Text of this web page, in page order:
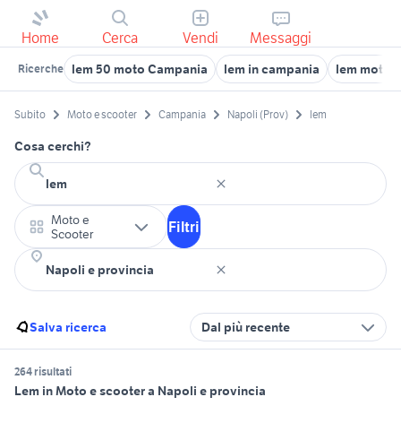
Home Cerca Vendi Messaggi
Ricerche lem 50 moto Campania lem in campania lem moto
Subito Moto e scooter Campania Napoli (Prov) lem
Cosa cerchi?
Moto e
Scooter
Filtri
Salva ricerca Dal più recente
264 risultati
Lem in Moto e scooter a Napoli e provincia